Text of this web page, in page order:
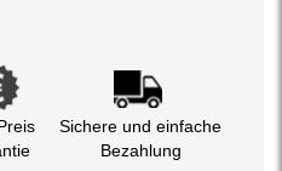
Sichere und einfache
Bezahlung